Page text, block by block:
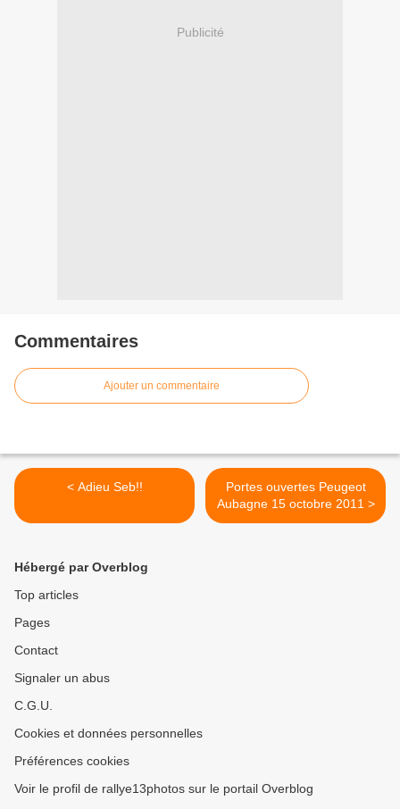
Publicité
Commentaires
Ajouter un commentaire
< Adieu Seb!!
Portes ouvertes Peugeot
Aubagne 15 octobre 2011 >
Hébergé par Overblog
Top articles
Pages
Contact
Signaler un abus
C.G.U.
Cookies et données personnelles
Préférences cookies
Voir le profil de rallye13photos sur le portail Overblog